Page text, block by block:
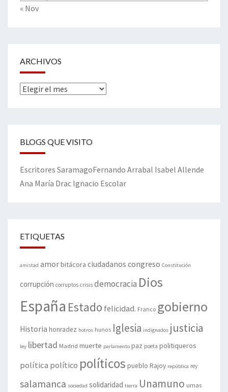
« Nov
ARCHIVOS
Archivos
BLOGS QUE VISITO
Escritores SaramagoFernando Arrabal Isabel Allende
Ana María Drac Ignacio Escolar
ETIQUETAS
amistad amorbitácora ciudadanos congreso Constitución
corrupción corruptos crisis democracia Dios
España Estado felicidad. Franco gobierno
Historia honradez hotros hunos Iglesia indignados justicia
ley libertad Madrid muerte parlamento paz poeta politiqueros
política político políticos pueblo Rajoy república rey
salamanca sociedad solidaridad tierra Unamuno urnas